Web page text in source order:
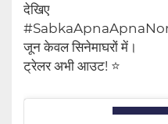
देखिए
जून केवल सिनेमाघरों में।
ट्रेलर अभी आउट! ⭐